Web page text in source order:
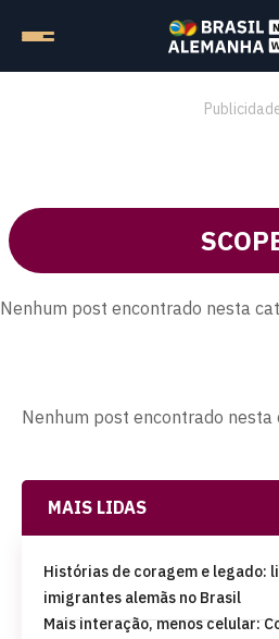
Nenhum post encontrado nesta
Nenhum post encontrado nesta
MAIS LIDAS
Histórias de coragem e legado:
imigrantes alemãs no Brasil
Mais interação, menos celular: